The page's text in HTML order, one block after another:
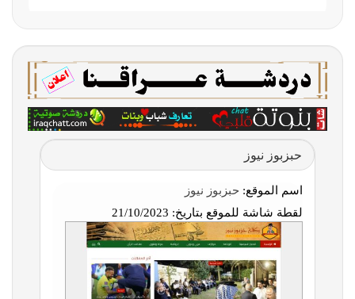
حبزبوز نيوز
اسم الموقع: حبزبوز نيوز
لقطة شاشة للموقع بتاريخ: